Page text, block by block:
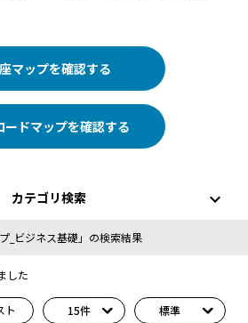
マップを確認する
ードマップを確認する
カテゴリ検索
_ビジネス基礎」の検索結果
した
ト